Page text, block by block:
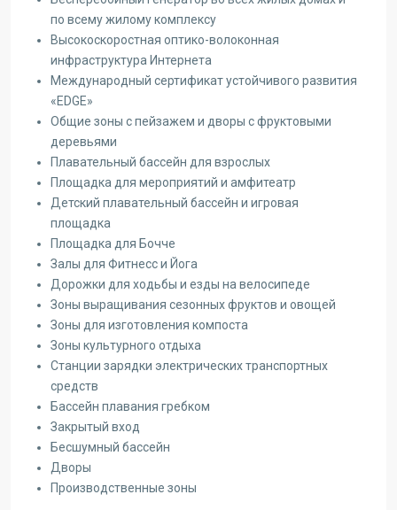
по всему жилому комплексу
Высокоскоростная оптико-волоконная
инфраструктура Интернета
Международный сертификат устойчивого развития
«EDGE»
Общие зоны с пейзажем и дворы с фруктовыми
деревьями
Плавательный бассейн для взрослых
Площадка для мероприятий и амфитеатр
Детский плавательный бассейн и игровая
площадка
Площадка для Бочче
Залы для Фитнесс и Йога
Дорожки для ходьбы и езды на велосипеде
Зоны выращивания сезонных фруктов и овощей
Зоны для изготовления компоста
Зоны культурного отдыха
Станции зарядки электрических транспортных
средств
Бассейн плавания гребком
Закрытый вход
Бесшумный бассейн
Дворы
Производственные зоны